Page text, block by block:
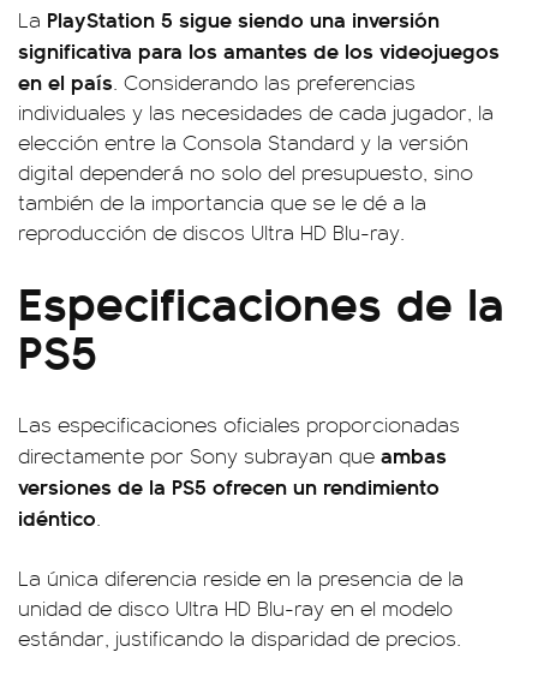
La PlayStation 5 sigue siendo una inversión
significativa para los amantes de los videojuegos
en el país. Considerando las preferencias
individuales y las necesidades de cada jugador, la
elección entre la Consola Standard y la versión
digital dependerá no solo del presupuesto, sino
también de la importancia que se le dé a la
reproducción de discos Ultra HD Blu-ray.
Especificaciones de la
PS5
Las especificaciones oficiales proporcionadas
directamente por Sony subrayan que ambas
versiones de la PS5 ofrecen un rendimiento
idéntico.
La única diferencia reside en la presencia de la
unidad de disco Ultra HD Blu-ray en el modelo
estándar, justificando la disparidad de precios.